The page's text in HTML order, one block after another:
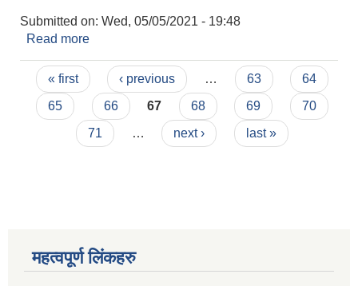
Submitted on: Wed, 05/05/2021 - 19:48
Read more
Pages
« first ‹ previous … 63
64
65
66 67 68 69
70
71
… next › last »
महत्वपूर्ण लिंकहरु